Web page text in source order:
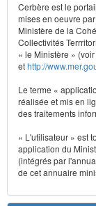
Cerbère est le
mises en oeuvre
Ministère de la
Collectivités
« le Ministère »
ethttp://
Le terme «
réalisée et mis en
des traitements
« L'utilisateur » est
application du
(intégrés par
de cet annuaire